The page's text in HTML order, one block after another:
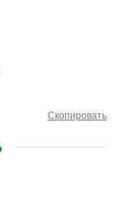
Скопировать